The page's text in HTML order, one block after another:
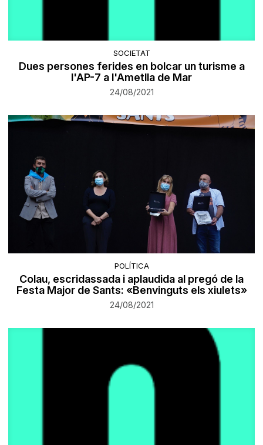
SOCIETAT
Dues persones ferides en bolcar un turisme a
l'AP-7 a l'Ametlla de Mar
24/08/2021
POLÍTICA
Colau, escridassada i aplaudida al pregó de la
Festa Major de Sants: «Benvinguts els xiulets»
24/08/2021